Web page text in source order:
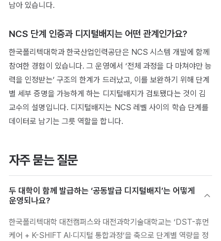
남아 있습니다.
NCS 단계 인증과 디지털배지는 어떤 관계인가요?
한국폴리텍대학과 한국산업인력공단은 NCS 시스템 개발에 함께
참여한 경험이 있습니다. 그 운영에서 ‘전체 과정을 다 마쳐야만 능
력을 인정받는’ 구조의 한계가 드러났고, 이를 보완하기 위해 단계
별 세부 증명을 가능하게 하는 디지털배지가 검토됐다는 것이 김
교수의 설명입니다. 디지털배지는 NCS 레벨 사이의 학습 단계를
데이터로 남기는 그릇 역할을 합니다.
자주 묻는 질문
두 대학이 함께 발급하는 ‘공동발급 디지털배지’는 어떻게
운영되나요?
한국폴리텍대학 대전캠퍼스와 대전과학기술대학교는 ‘DST-휴먼
케어 + K-SHIFT AI·디지털 통합과정’을 축으로 단계별 역량을 정